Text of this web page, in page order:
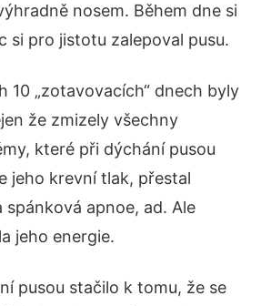
nosem. Během dne si
si pro jistotu zalepoval pusu.
10 „zotavovacích“ dnech byly
že zmizely všechny
které při dýchání pusou
jeho krevní tlak, přestal
spánková apnoe, ad. Ale
jeho energie.
pusou stačilo k tomu, že se